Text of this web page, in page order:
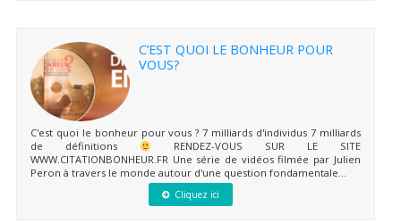
C’EST QUOI LE BONHEUR POUR
VOUS?
C'est quoi le bonheur pour vous ? 7 milliards d'individus 7 milliards
de définitions
RENDEZ-VOUS SUR LE SITE
WWW.CITATIONBONHEUR.FR Une série de vidéos filmée par Julien
Peron à travers le monde autour d'une question fondamentale...
Cliquez ici